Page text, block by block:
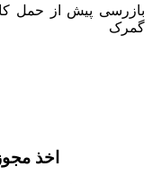
بازرسی پیش از حمل
گمرک
اخذ